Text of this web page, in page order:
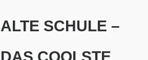
ALTE SCHULE –